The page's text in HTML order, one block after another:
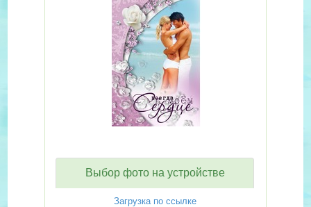
Выбор фото на устройстве
Загрузка по ссылке